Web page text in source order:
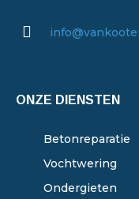
ONZE DIENSTEN
Betonreparatie
Vochtwering
Ondergieten